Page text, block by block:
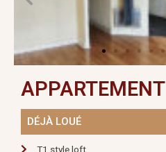
APPARTEMENT
DÉJÀ LOUÉ
T1 style loft